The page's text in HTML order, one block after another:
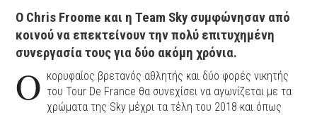
Ο Chris Froome και η Team Sky συμφώνησαν από
κοινού να επεκτείνουν την πολύ επιτυχημένη
συνεργασία τους για δύο ακόμη χρόνια.
O κορυφαίος βρετανός αθλητής και δύο φορές νικητής
του Tour De France θα συνεχίσει να αγωνίζεται με τα
χρώματα της Sky μέχρι τα τέλη του 2018 και όπως